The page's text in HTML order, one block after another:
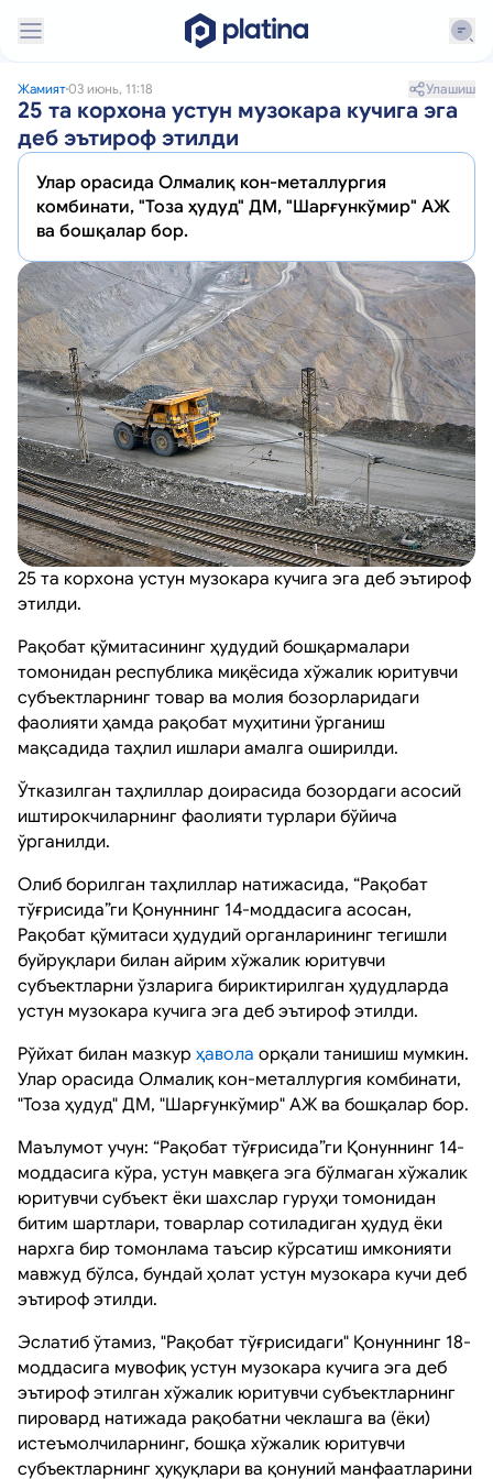
Жамият03 июнь, 11:18 Улашиш
25 та корхона устун музокара кучига эга
деб эътироф этилди
Улар орасида Олмалиқ кон-металлургия
комбинати, "Тоза ҳудуд" ДМ, "Шарғункўмир" АЖ
ва бошқалар бор.
25 та корхона устун музокара кучига эга деб эътироф
этилди.
Рақобат қўмитасининг ҳудудий бошқармалари
томонидан республика миқёсида хўжалик юритувчи
субъектларнинг товар ва молия бозорларидаги
фаолияти ҳамда рақобат муҳитини ўрганиш
мақсадида таҳлил ишлари амалга оширилди.
Ўтказилган таҳлиллар доирасида бозордаги асосий
иштирокчиларнинг фаолияти турлари бўйича
ўрганилди.
Олиб борилган таҳлиллар натижасида, “Рақобат
тўғрисида”ги Қонуннинг 14-моддасига асосан,
Рақобат қўмитаси ҳудудий органларининг тегишли
буйруқлари билан айрим хўжалик юритувчи
субъектларни ўзларига бириктирилган ҳудудларда
устун музокара кучига эга деб эътироф этилди.
Рўйхат билан мазкур ҳавола орқали танишиш мумкин.
Улар орасида Олмалиқ кон-металлургия комбинати,
"Тоза ҳудуд" ДМ, "Шарғункўмир" АЖ ва бошқалар бор.
Маълумот учун: “Рақобат тўғрисида”ги Қонуннинг 14-
моддасига кўра, устун мавқега эга бўлмаган хўжалик
юритувчи субъект ёки шахслар гуруҳи томонидан
битим шартлари, товарлар сотиладиган ҳудуд ёки
нархга бир томонлама таъсир кўрсатиш имконияти
мавжуд бўлса, бундай ҳолат устун музокара кучи деб
эътироф этилди.
Эслатиб ўтамиз, "Рақобат тўғрисидаги" Қонуннинг 18-
моддасига мувофиқ устун музокара кучига эга деб
эътироф этилган хўжалик юритувчи субъектларнинг
пировард натижада рақобатни чеклашга ва (ёки)
истеъмолчиларнинг, бошқа хўжалик юритувчи
субъектларнинг ҳуқуқлари ва қонуний манфаатларини